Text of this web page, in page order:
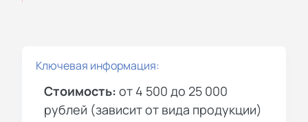
Ключевая информация:
Стоимость: от 4 500 до 25 000
рублей (зависит от вида продукции)